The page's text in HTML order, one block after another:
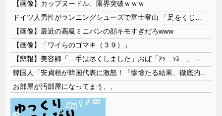
【画像】カップヌードル、限界突破ｗｗｗ
【画像】最近の高級ミニバンの顔キモすぎだろwww
【画像】「ワイらのゴマキ（３９）」
【悲報】美容師「…手は尽くしました」おば「ｱｯ…ｯｽ…」→
お部屋が汚部屋になってまう、、